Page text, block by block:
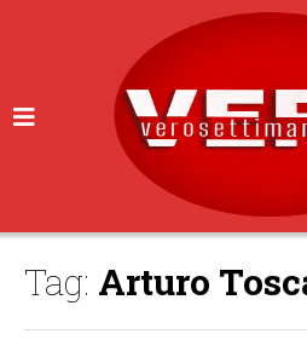
Tag: Arturo